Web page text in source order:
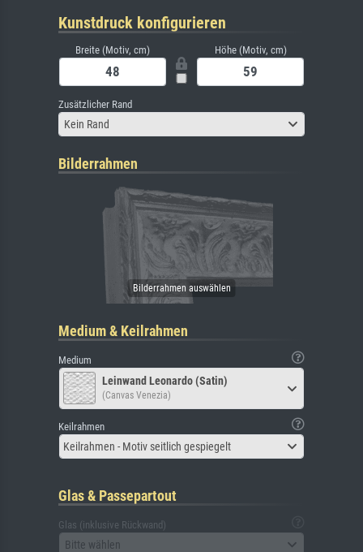
Kunstdruck konfigurieren
Breite (Motiv, cm) Höhe (Motiv, cm)
Zusätzlicher Rand
Kein Rand
Bilderrahmen
Medium & Keilrahmen
Medium
Leinwand Leonardo (Satin)
(Canvas Venezia)
Keilrahmen
Keilrahmen - Motiv seitlich gespiegelt
Glas & Passepartout
Glas (inklusive Rückwand)
Bitte wählen